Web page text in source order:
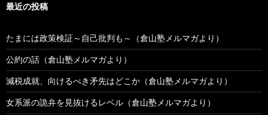
最近の投稿
たまには政策検証～自己批判も～（倉山塾メルマガより）
公約の話（倉山塾メルマガより）
減税成就、向けるべき矛先はどこか（倉山塾メルマガより）
女系派の詭弁を見抜けるレベル（倉山塾メルマガより）